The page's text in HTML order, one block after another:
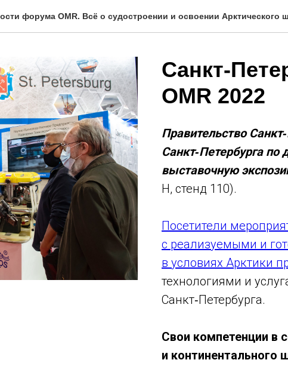
форума OMR. Всё о судостроении и освоении Арктического
Санкт-
OMR 2022
Правительство
Санкт‑Петербурга по
выставочную
Н, стенд 110).
Посетители
с реализуемыми и
в условиях Арктики
технологиями и
Санкт‑Петербурга.
Свои компетенции в
и континентального